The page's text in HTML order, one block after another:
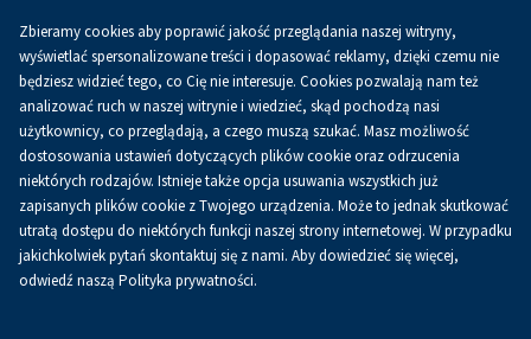
0.00 złKoszykPL
Strona główna O firmie Aktualności
Aktualności
Zbieramy cookies aby poprawić jakość przeglądania naszej witryny,
wyświetlać spersonalizowane treści i dopasować reklamy, dzięki czemu nie
będziesz widzieć tego, co Cię nie interesuje. Cookies pozwalają nam też
analizować ruch w naszej witrynie i wiedzieć, skąd pochodzą nasi
użytkownicy, co przeglądają, a czego muszą szukać. Masz możliwość
dostosowania ustawień dotyczących plików cookie oraz odrzucenia
niektórych rodzajów. Istnieje także opcja usuwania wszystkich już
zapisanych plików cookie z Twojego urządzenia. Może to jednak skutkować
utratą dostępu do niektórych funkcji naszej strony internetowej. W przypadku
jakichkolwiek pytań skontaktuj się z nami. Aby dowiedzieć się więcej,
odwiedź naszą Polityka prywatności.